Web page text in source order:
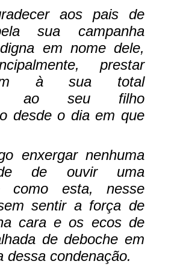
aos pais de
sua campanha
em nome dele,
prestar
à sua total
ao seu filho
desde o dia em que
enxergar nenhuma
de ouvir uma
como esta, nesse
sentir a força de
cara e os ecos de
de deboche em
dessa condenação.